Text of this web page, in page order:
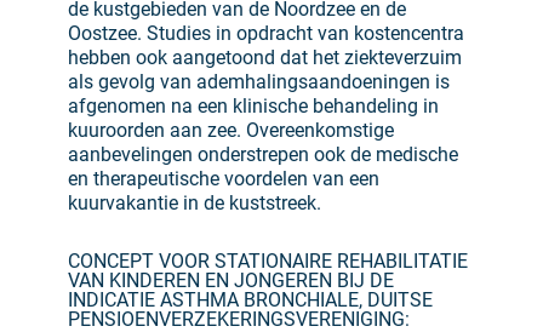
de kustgebieden van de Noordzee en de
Oostzee. Studies in opdracht van kostencentra
hebben ook aangetoond dat het ziekteverzuim
als gevolg van ademhalingsaandoeningen is
afgenomen na een klinische behandeling in
kuuroorden aan zee. Overeenkomstige
aanbevelingen onderstrepen ook de medische
en therapeutische voordelen van een
kuurvakantie in de kuststreek.
CONCEPT VOOR STATIONAIRE REHABILITATIE
VAN KINDEREN EN JONGEREN BIJ DE
INDICATIE ASTHMA BRONCHIALE, DUITSE
PENSIOENVERZEKERINGSVERENIGING: